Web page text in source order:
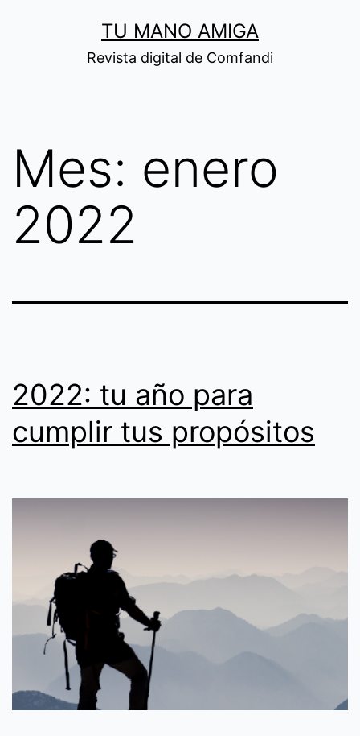
TU MANO AMIGA
Revista digital de Comfandi
Mes: enero
2022
2022: tu año para
cumplir tus propósitos